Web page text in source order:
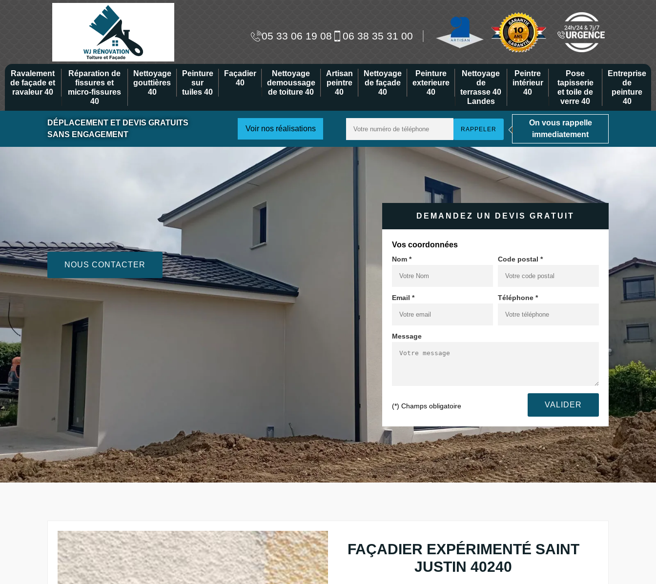
05 33 06 19 08 06 38 35 31 00
Ravalement
de façade et
ravaleur 40
Réparation de
fissures et
micro-fissures
40
Nettoyage
gouttières
40
Peinture
sur
tuiles 40
Façadier
40
Nettoyage
demoussage
de toiture 40
Artisan
peintre
40
Nettoyage
de façade
40
Peinture
exterieure
40
Nettoyage
de
terrasse 40
Landes
Peintre
intérieur
40
Pose
tapisserie
et toile de
verre 40
Entreprise
de
peinture
40
DÉPLACEMENT ET DEVIS GRATUITS
SANS ENGAGEMENT
Voir nos réalisations
On vous rappelle
immediatement
NOUS CONTACTER
DEMANDEZ UN DEVIS GRATUIT
Vos coordonnées
Nom * Code postal *
Email * Téléphone *
Message
(*) Champs obligatoire
FAÇADIER EXPÉRIMENTÉ SAINT
JUSTIN 40240